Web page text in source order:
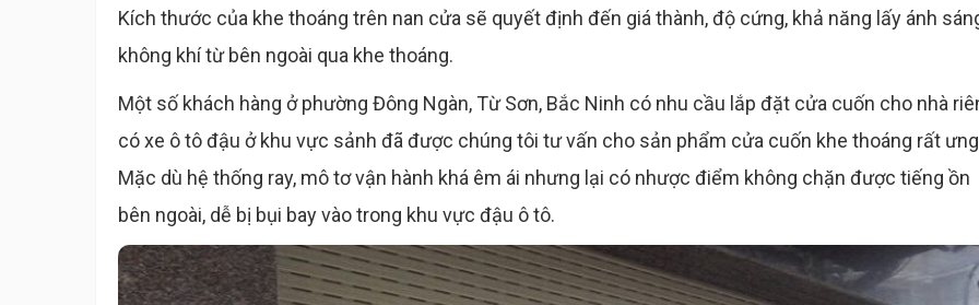
Kích thước của khe thoáng trên nan cửa sẽ quyết định đến giá thành, độ cứng, khả năng lấy ánh
không khí từ bên ngoài qua khe thoáng.
Một số khách hàng ở phường Đông Ngàn, Từ Sơn, Bắc Ninh có nhu cầu lắp đặt cửa cuốn cho nhà
có xe ô tô đậu ở khu vực sảnh đã được chúng tôi tư vấn cho sản phẩm cửa cuốn khe thoáng rất ưng
Mặc dù hệ thống ray, mô tơ vận hành khá êm ái nhưng lại có nhược điểm không chặn được tiếng ồn
bên ngoài, dễ bị bụi bay vào trong khu vực đậu ô tô.